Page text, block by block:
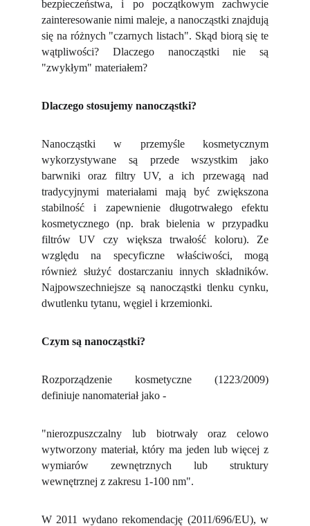
bezpieczeństwa, i po początkowym zachwycie
zainteresowanie nimi maleje, a nanocząstki znajdują
się na różnych "czarnych listach". Skąd biorą się te
wątpliwości? Dlaczego nanocząstki nie są
"zwykłym" materiałem?
Dlaczego stosujemy nanocząstki?
Nanocząstki w przemyśle kosmetycznym
wykorzystywane są przede wszystkim jako
barwniki oraz filtry UV, a ich przewagą nad
tradycyjnymi materiałami mają być zwiększona
stabilność i zapewnienie długotrwałego efektu
kosmetycznego (np. brak bielenia w przypadku
filtrów UV czy większa trwałość koloru). Ze
względu na specyficzne właściwości, mogą
również służyć dostarczaniu innych składników.
Najpowszechniejsze są nanocząstki tlenku cynku,
dwutlenku tytanu, węgiel i krzemionki.
Czym są nanocząstki?
Rozporządzenie kosmetyczne (1223/2009)
definiuje nanomateriał jako -
"nierozpuszczalny lub biotrwały oraz celowo
wytworzony materiał, który ma jeden lub więcej z
wymiarów zewnętrznych lub struktury
wewnętrznej z zakresu 1-100 nm".
W 2011 wydano rekomendację (2011/696/EU), w